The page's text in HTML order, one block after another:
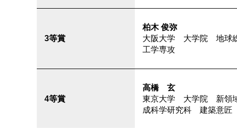
3等賞
柏木 俊弥
大阪大学 大学院 地球
工学専攻
4等賞
高橋 玄
東京大学 大学院 新領
成科学研究科 建築意匠